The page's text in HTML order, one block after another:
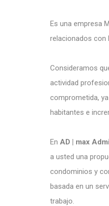
Es una empresa
relacionados con
Consideramos
actividad
comprometida,
habitantes e
En AD | max
a usted una
condominios y
basada en un
trabajo.